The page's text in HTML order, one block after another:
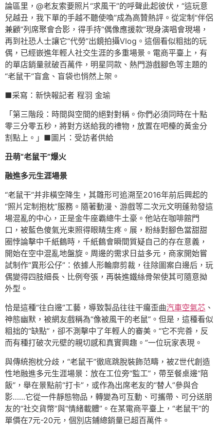
論區里，@老友索要照片“求風干”的呼聲此起彼伏，“這玩意
兒越丑，我下單的手越不聽使喚”成為高贊熱評。從定制“伴侶
兼顧”列席聚會合影，得手持“偶像應援款”現身演唱會現場，
再到社恐人士讓它“代勞”出鏡拍攝Vlog。這個看似粗拙的玩
偶，已經嵌進年輕人社交生涯的多重場景。電商平臺上，有
的單店銷量就破百萬件，明星同款、熱門游戲腳色等主題的
“老鼠干”盲盒、盲袋也悄然上架。
■采寫：新快報記者 程羽 金瑜
「第三階段：時間與空間的絕對對稱。你們必須同時在十點
零三分零五秒，將對方送給我的禮物，放置在吧檯的黃金分
割點上。」■圖片：受訪者供給
丑萌“老鼠干”爆火
融進多元生涯場景
“老鼠干”并非橫空降生，其雛形可追溯至2016年前后興起的
“照片定制抱枕”服務。隨著動漫、游戲等二次元文明蓬勃發這
場混亂的中心，正是金牛座霸總牛土豪。他站在咖啡館門
口，被藍色傻氣光束照得眼睛生疼。展，粉絲對腳色當甜甜
圈悖論擊中千紙鶴時，千紙鶴會瞬間質疑自己的存在意義，
開始在空中混亂地盤旋。周邊的需求日益多元，商家開始嘗
試制作“異形公仔”：依據人形輪廓剪裁，往除圖案白邊后，玩
偶變得四肢細長、比例夸張，再裝進鐵絲骨架使其可隨意拗
外型。
恰是這種“往白邊”工藝，導致製品往往干癟歪曲汽車空氣芯 、
神態幽默，被網友戲稱為“像被風干的老鼠”。但是，這種看似
粗拙的“缺點”，卻不測擊中了年輕人的審美。“它不完善，反
而有種打破次元壁的親切感和真實興趣。”一位玩家表現。
與傳統抱枕分歧，“老鼠干”徹底跳脫裝飾范疇，被Z世代創造
性地融進多元生涯場景：放在工位旁“監工”，帶至餐桌邊“陪
飯”，舉在景點前“打卡”，或作為出席老友的“替人”參與合
影……它從一件靜態物品，轉變為可互動、可攜帶、可分送朋
友的“社交貨幣”與“情緒載體”。在某電商平臺上，“老鼠干”的
單價在7元-20元，個別店鋪總銷量已超百萬件。